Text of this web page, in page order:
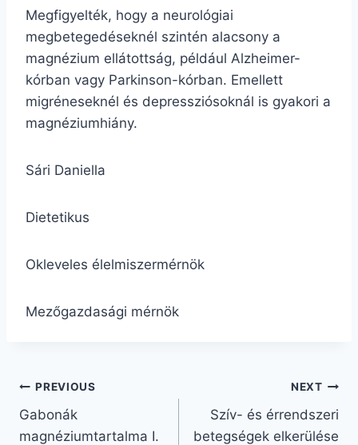
Megfigyelték, hogy a neurológiai
megbetegedéseknél szintén alacsony a
magnézium ellátottság, például Alzheimer-
kórban vagy Parkinson-kórban. Emellett
migréneseknél és depressziósoknál is gyakori a
magnéziumhiány.
Sári Daniella
Dietetikus
Okleveles élelmiszermérnök
Mezőgazdasági mérnök
Bejegyzés
navigáció
PREVIOUS
Gabonák
magnéziumtartalma I.
NEXT
Szív- és érrendszeri
betegségek elkerülése